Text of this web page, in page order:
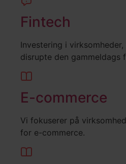
Fintech
Investering i
disrupte den gammeldags
E-commerce
Vi fokuserer på
for e-commerce.